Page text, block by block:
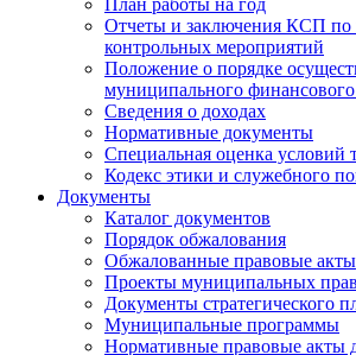
План работы на год
Отчеты и заключения КСП по
контрольных мероприятий
Положение о порядке
муниципального финансового
Сведения о доходах
Нормативные документы
Специальная оценка условий
Кодекс этики и служебного
Документы
Каталог документов
Порядок обжалования
Обжалованные правовые акты
Проекты муниципальных
Документы стратегического
Муниципальные программы
Нормативные правовые акты